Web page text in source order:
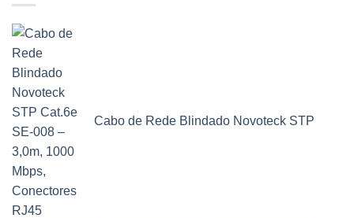
Cabo de Rede Blindado Novoteck STP